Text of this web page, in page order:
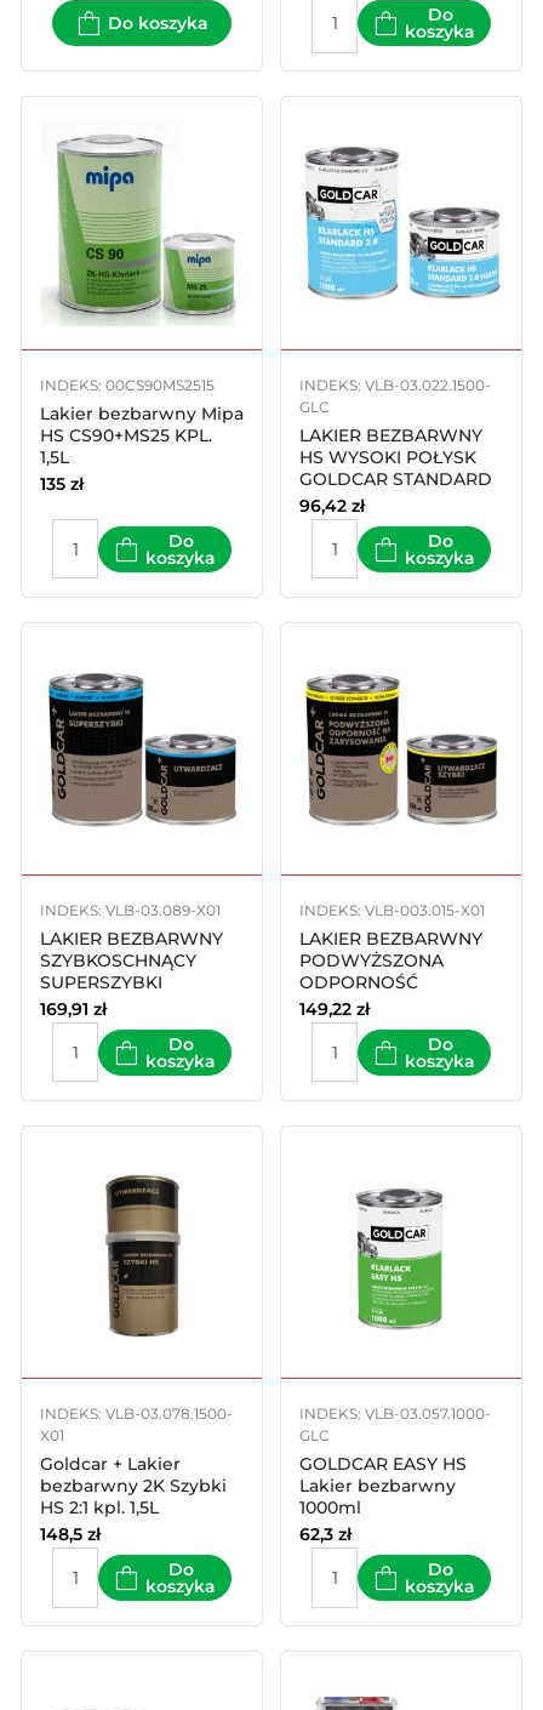
Do koszyka
Do
koszyka
INDEKS: 00CS90MS2515
Lakier bezbarwny Mipa
HS CS90+MS25 KPL.
1,5L
135 zł
Do
koszyka
INDEKS: VLB-03.022.1500-
GLC
LAKIER BEZBARWNY
HS WYSOKI POŁYSK
GOLDCAR STANDARD
2.0 1.5l kpl
96,42 zł
Do
koszyka
INDEKS: VLB-03.089-X01
LAKIER BEZBARWNY
SZYBKOSCHNĄCY
SUPERSZYBKI
GOLDCAR 1.5l kpl
169,91 zł
Do
koszyka
INDEKS: VLB-003.015-X01
LAKIER BEZBARWNY
PODWYŻSZONA
ODPORNOŚĆ
GOLDCAR 1.5l kpl
149,22 zł
Do
koszyka
INDEKS: VLB-03.078.1500-
X01
Goldcar + Lakier
bezbarwny 2K Szybki
HS 2:1 kpl. 1,5L
148,5 zł
Do
koszyka
INDEKS: VLB-03.057.1000-
GLC
GOLDCAR EASY HS
Lakier bezbarwny
1000ml
62,3 zł
Do
koszyka